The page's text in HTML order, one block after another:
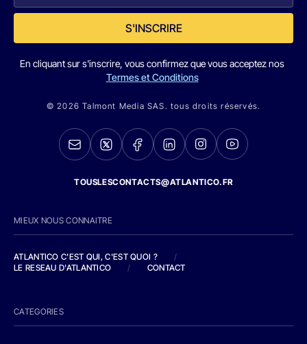
S'INSCRIRE
En cliquant sur s'inscrire, vous confirmez que vous acceptez nos
Termes et Conditions
© 2026 Talmont Media SAS. tous droits réservés.
TOUSLESCONTACTS@ATLANTICO.FR
MIEUX NOUS CONNAITRE
ATLANTICO C'EST QUI, C'EST QUOI ?
/
LE RESEAU D'ATLANTICO
/ CONTACT
CATEGORIES